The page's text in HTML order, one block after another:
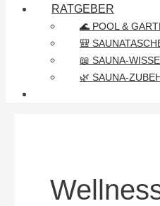
RATGEBER
🌊 POOL &
🎒
📖 SAUNA-
🌿 SAUNA-